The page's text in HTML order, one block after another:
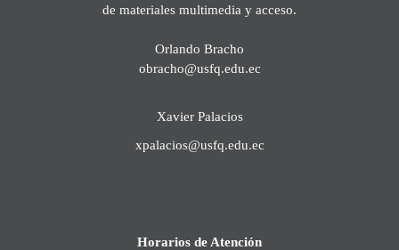
de materiales multimedia y acceso.
Orlando Bracho
obracho@usfq.edu.ec
Xavier Palacios
xpalacios@usfq.edu.ec
Horarios de Atención